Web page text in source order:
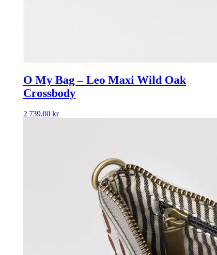
O My Bag – Leo Maxi Wild Oak
Crossbody
2 739,00 kr